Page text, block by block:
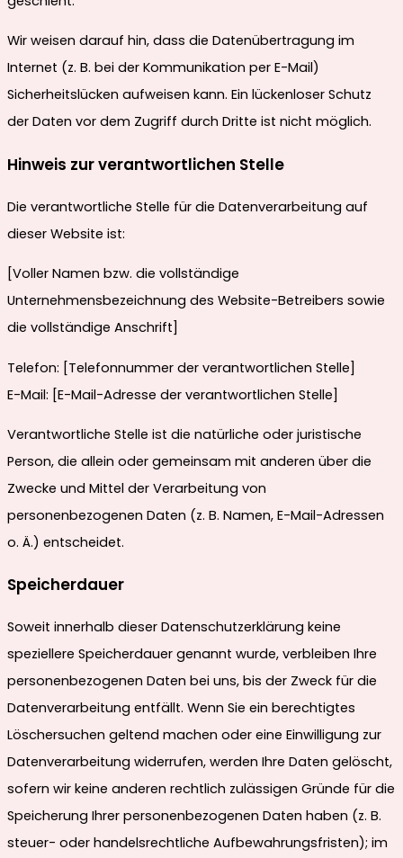
Wir weisen darauf hin, dass die Datenübertragung im
Internet (z. B. bei der Kommunikation per E-Mail)
Sicherheitslücken aufweisen kann. Ein lückenloser Schutz
der Daten vor dem Zugriff durch Dritte ist nicht möglich.
Hinweis zur verantwortlichen Stelle
Die verantwortliche Stelle für die Datenverarbeitung auf
dieser Website ist:
[Voller Namen bzw. die vollständige
Unternehmensbezeichnung des Website-Betreibers sowie
die vollständige Anschrift]
Telefon: [Telefonnummer der verantwortlichen Stelle]
E-Mail: [E-Mail-Adresse der verantwortlichen Stelle]
Verantwortliche Stelle ist die natürliche oder juristische
Person, die allein oder gemeinsam mit anderen über die
Zwecke und Mittel der Verarbeitung von
personenbezogenen Daten (z. B. Namen, E-Mail-Adressen
o. Ä.) entscheidet.
Speicherdauer
Soweit innerhalb dieser Datenschutzerklärung keine
speziellere Speicherdauer genannt wurde, verbleiben Ihre
personenbezogenen Daten bei uns, bis der Zweck für die
Datenverarbeitung entfällt. Wenn Sie ein berechtigtes
Löschersuchen geltend machen oder eine Einwilligung zur
Datenverarbeitung widerrufen, werden Ihre Daten gelöscht,
sofern wir keine anderen rechtlich zulässigen Gründe für die
Speicherung Ihrer personenbezogenen Daten haben (z. B.
steuer- oder handelsrechtliche Aufbewahrungsfristen); im